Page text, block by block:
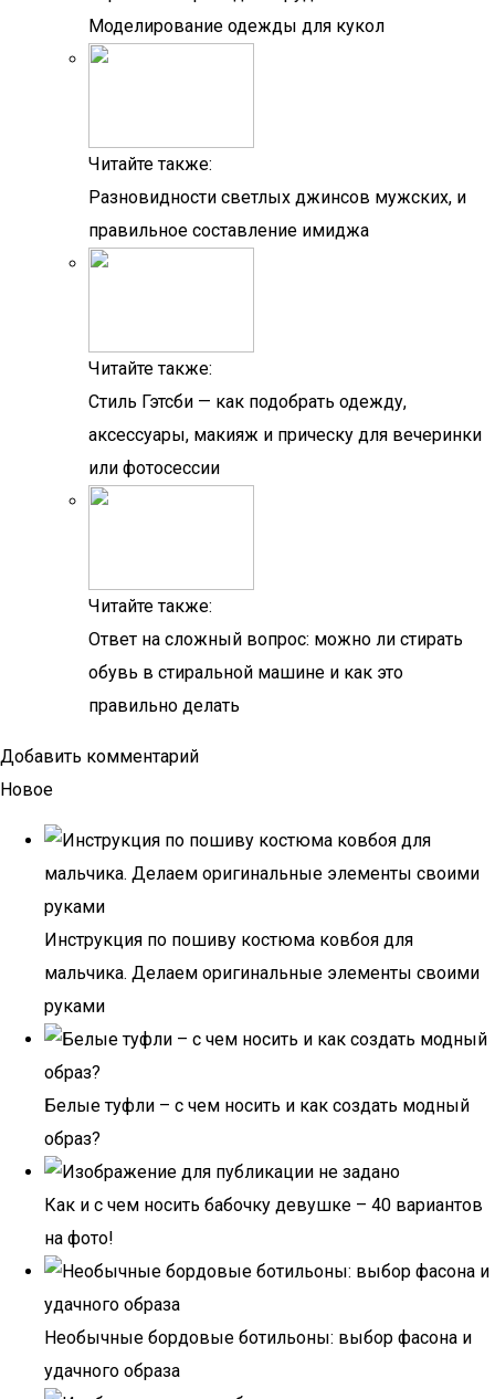
Моделирование одежды для кукол
Читайте также:
Разновидности светлых джинсов мужских, и
правильное составление имиджа
Читайте также:
Стиль Гэтсби — как подобрать одежду,
аксессуары, макияж и прическу для вечеринки
или фотосессии
Читайте также:
Ответ на сложный вопрос: можно ли стирать
обувь в стиральной машине и как это
правильно делать
Добавить комментарий
Новое
Инструкция по пошиву костюма ковбоя для
мальчика. Делаем оригинальные элементы своими
руками
Белые туфли – с чем носить и как создать модный
образ?
Как и с чем носить бабочку девушке – 40 вариантов
на фото!
Необычные бордовые ботильоны: выбор фасона и
удачного образа